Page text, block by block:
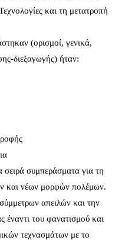
και τη μετατροπή
(ορισμοί, γενικά,
διεξαγωγής) ήταν:
συμπεράσματα για τη
και νέων μορφών πολέμων.
απειλών και την
έναντι του φανατισμού και
τεχνασμάτων με το